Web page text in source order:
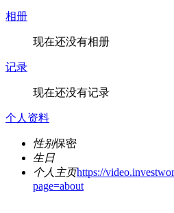
相册
现在还没有相册
记录
现在还没有记录
个人资料
性别保密
生日
个人主页https://
page=about